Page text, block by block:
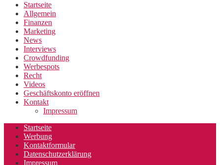
Startseite
Allgemein
Finanzen
Marketing
News
Interviews
Crowdfunding
Werbespots
Recht
Videos
Geschäftskonto eröffnen
Kontakt
Impressum
Startseite
Werbung
Kontaktformular
Datenschutzerklärung
Impressum